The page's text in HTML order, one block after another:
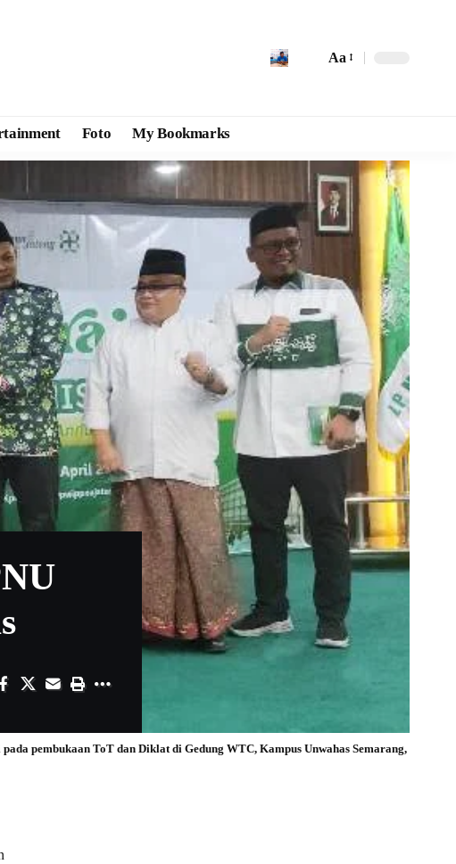
Aa
Foto My Bookmarks
pembukaan ToT dan Diklat di Gedung WTC, Kampus Unwahas Semarang,